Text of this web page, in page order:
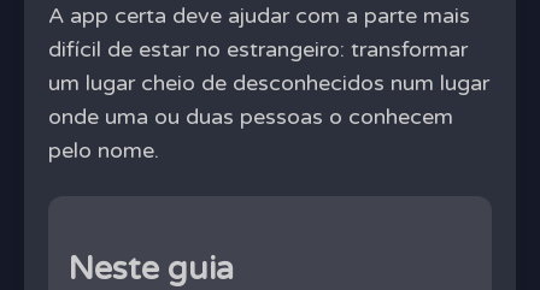
A app certa deve ajudar com a parte mais
difícil de estar no estrangeiro: transformar
um lugar cheio de desconhecidos num lugar
onde uma ou duas pessoas o conhecem
pelo nome.
Neste guia